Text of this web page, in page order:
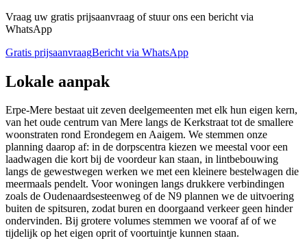
Vraag uw gratis prijsaanvraag of stuur ons een bericht via
WhatsApp
Gratis prijsaanvraagBericht via WhatsApp
Lokale aanpak
Erpe-Mere bestaat uit zeven deelgemeenten met elk hun eigen kern,
van het oude centrum van Mere langs de Kerkstraat tot de smallere
woonstraten rond Erondegem en Aaigem. We stemmen onze
planning daarop af: in de dorpscentra kiezen we meestal voor een
laadwagen die kort bij de voordeur kan staan, in lintbebouwing
langs de gewestwegen werken we met een kleinere bestelwagen die
meermaals pendelt. Voor woningen langs drukkere verbindingen
zoals de Oudenaardsesteenweg of de N9 plannen we de uitvoering
buiten de spitsuren, zodat buren en doorgaand verkeer geen hinder
ondervinden. Bij grotere volumes stemmen we vooraf af of we
tijdelijk op het eigen oprit of voortuintje kunnen staan.